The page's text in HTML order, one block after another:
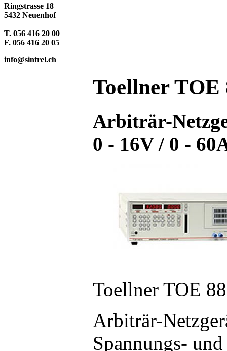
Ringstrasse 18
5432 Neuenhof
T. 056 416 20 00
F. 056 416 20 05
info@sintrel.ch
Toellner TOE
Arbiträr-
0 - 16V / 0 -
Toellner TOE
Arbiträr-
Spannungs-